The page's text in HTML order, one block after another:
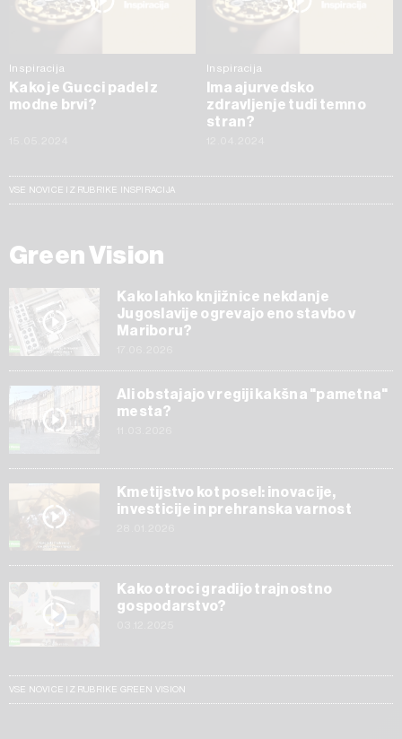
Inspiracija
Kako je Gucci padel z
modne brvi?
Inspiracija
Ima ajurvedsko
zdravljenje tudi temno
stran?
VSE NOVICE IZ RUBRIKE INSPIRACIJA
Green Vision
Kako lahko knjižnice nekdanje
Jugoslavije ogrevajo eno stavbo v
Mariboru?
Ali obstajajo v regiji kakšna "pametna"
mesta?
Kmetijstvo kot posel: inovacije,
investicije in prehranska varnost
Kako otroci gradijo trajnostno
gospodarstvo?
VSE NOVICE IZ RUBRIKE GREEN VISION